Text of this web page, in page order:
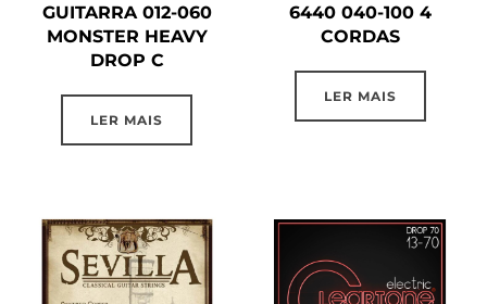
GUITARRA 012-060
MONSTER HEAVY
DROP C
LER MAIS
6440 040-100 4
CORDAS
LER MAIS